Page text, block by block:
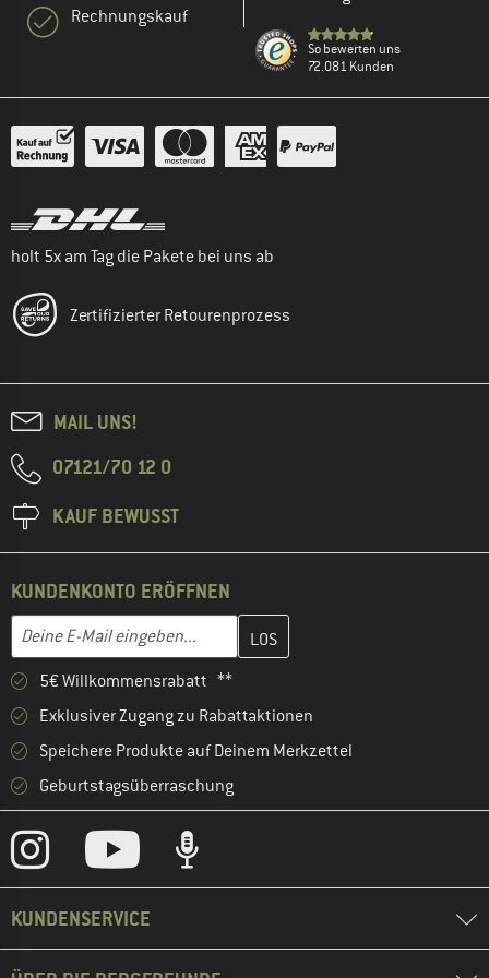
Rechnungskauf
So bewerten uns
72.081 Kunden
holt 5x am Tag die Pakete bei uns ab
Zertifizierter Retourenprozess
MAIL UNS!
07121/70 12 0
KAUF BEWUSST
KUNDENKONTO ERÖFFNEN
E-Mail-Adresse
Gib hier deine E-Mail-Adresse ein und erstelle im nächsten
5€ Willkommensrabatt **
Exklusiver Zugang zu Rabattaktionen
Speichere Produkte auf Deinem Merkzettel
Geburtstagsüberraschung
KUNDENSERVICE